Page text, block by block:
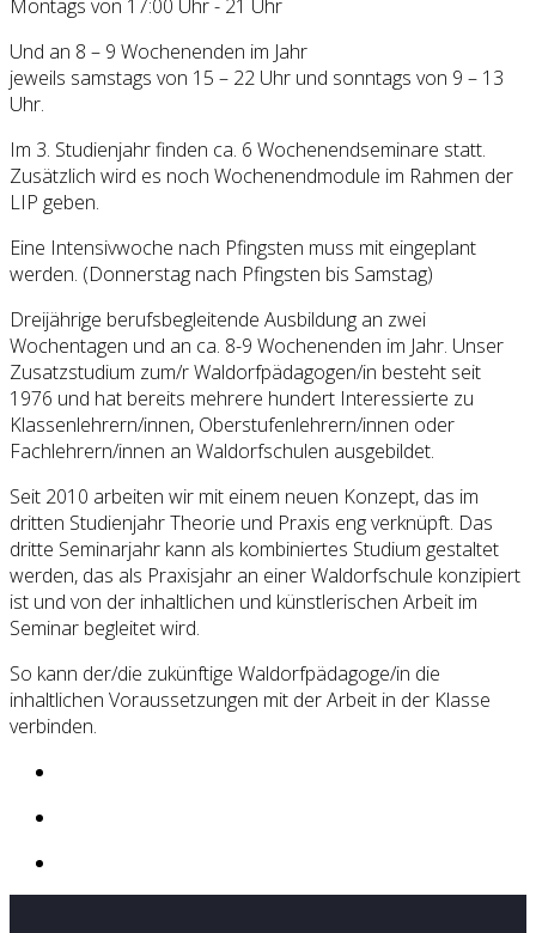
Montags von 17:00 Uhr - 21 Uhr
Und an 8 – 9 Wochenenden im Jahr
jeweils samstags von 15 – 22 Uhr und sonntags von 9 – 13
Uhr.
Im 3. Studienjahr finden ca. 6 Wochenendseminare statt.
Zusätzlich wird es noch Wochenendmodule im Rahmen der
LIP geben.
Eine Intensivwoche nach Pfingsten muss mit eingeplant
werden. (Donnerstag nach Pfingsten bis Samstag)
Dreijährige berufsbegleitende Ausbildung an zwei
Wochentagen und an ca. 8-9 Wochenenden im Jahr. Unser
Zusatzstudium zum/r Waldorfpädagogen/in besteht seit
1976 und hat bereits mehrere hundert Interessierte zu
Klassenlehrern/innen, Oberstufenlehrern/innen oder
Fachlehrern/innen an Waldorfschulen ausgebildet.
Seit 2010 arbeiten wir mit einem neuen Konzept, das im
dritten Studienjahr Theorie und Praxis eng verknüpft. Das
dritte Seminarjahr kann als kombiniertes Studium gestaltet
werden, das als Praxisjahr an einer Waldorfschule konzipiert
ist und von der inhaltlichen und künstlerischen Arbeit im
Seminar begleitet wird.
So kann der/die zukünftige Waldorfpädagoge/in die
inhaltlichen Voraussetzungen mit der Arbeit in der Klasse
verbinden.